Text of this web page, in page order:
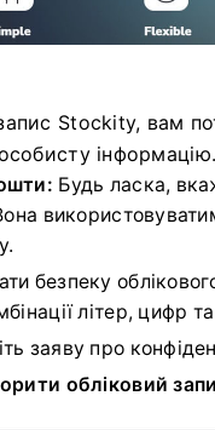
Stockity, вам
Будь ласка,
безпеку
літер, цифр
заяву про
обліковий